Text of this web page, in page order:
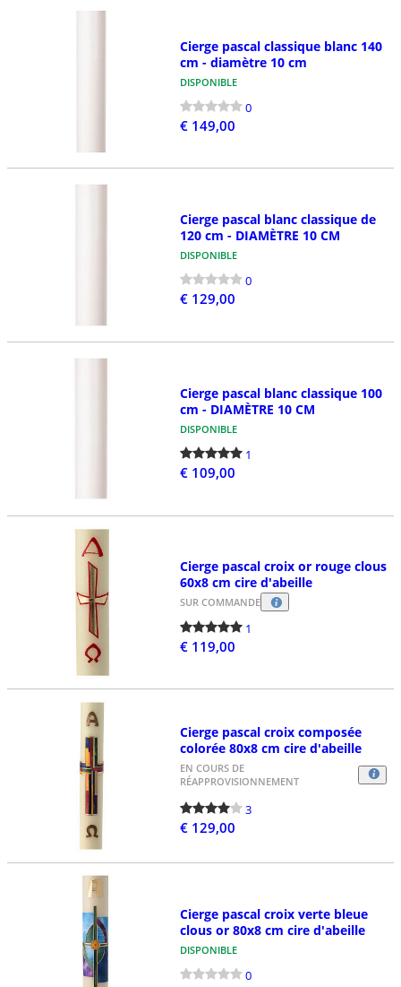
Cierge pascal classique blanc 140
cm - diamètre 10 cm
DISPONIBLE
0
€ 149,00
Cierge pascal blanc classique de
120 cm - DIAMÈTRE 10 CM
DISPONIBLE
0
€ 129,00
Cierge pascal blanc classique 100
cm - DIAMÈTRE 10 CM
DISPONIBLE
1
€ 109,00
Cierge pascal croix or rouge clous
60x8 cm cire d'abeille
SUR COMMANDE
1
€ 119,00
Cierge pascal croix composée
colorée 80x8 cm cire d'abeille
EN COURS DE
RÉAPPROVISIONNEMENT
3
€ 129,00
Cierge pascal croix verte bleue
clous or 80x8 cm cire d'abeille
DISPONIBLE
0